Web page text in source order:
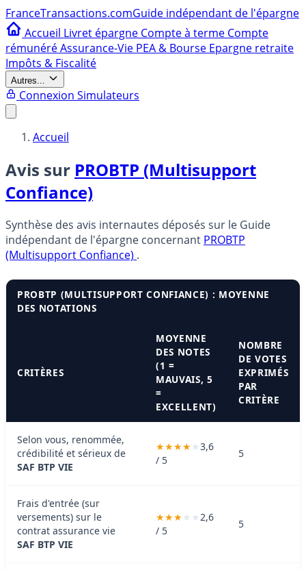
FranceTransactions.comGuide indépendant de l'épargne
Accueil Livret épargne Compte à terme Compte
rémunéréAssurance-Vie PEA & Bourse Epargne retraite
Impôts & Fiscalité
Autres...
Connexion Simulateurs
Accueil
Avis sur PROBTP (Multisupport
Confiance)
Synthèse des avis internautes déposés sur le Guide
indépendant de l'épargne concernant PROBTP
(Multisupport Confiance) .
PROBTP (MULTISUPPORT CONFIANCE) : MOYENNE
DES NOTATIONS
CRITÈRES
MOYENNE
DES NOTES
(1 =
MAUVAIS, 5
=
EXCELLENT)
NOMBRE
DE VOTES
EXPRIMÉS
PAR
CRITÈRE
Selon vous, renommée,
crédibilité et sérieux de
SAF BTP VIE
3,6
/ 5
5
Frais d'entrée (sur
versements) sur le
contrat assurance vie
SAF BTP VIE
2,6
/ 5
5